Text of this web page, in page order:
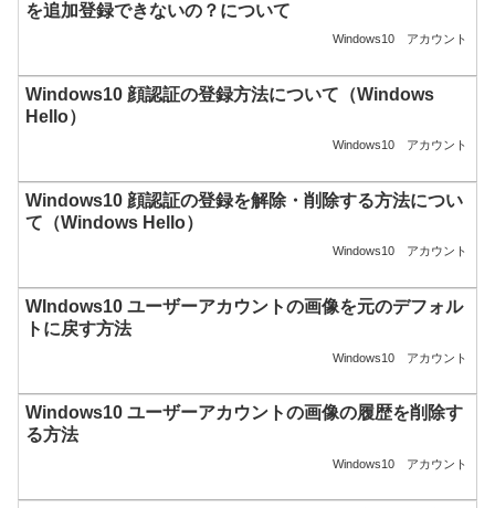
を追加登録できないの？について
Windows10 アカウント
Windows10 顔認証の登録方法について（Windows
Hello）
Windows10 アカウント
Windows10 顔認証の登録を解除・削除する方法につい
て（Windows Hello）
Windows10 アカウント
WIndows10 ユーザーアカウントの画像を元のデフォル
トに戻す方法
Windows10 アカウント
Windows10 ユーザーアカウントの画像の履歴を削除す
る方法
Windows10 アカウント